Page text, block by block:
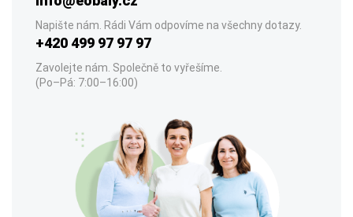
Napište nám. Rádi Vám odpovíme na všechny dotazy.
+420 499 97 97 97
Zavolejte nám. Společně to vyřešíme.
(Po–Pá: 7:00–16:00)